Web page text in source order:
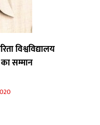
विश्वविद्यालय
सम्मान